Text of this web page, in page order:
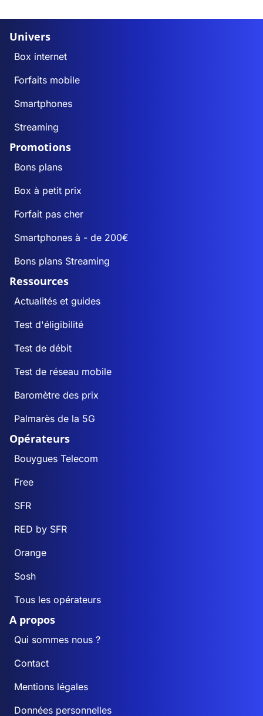
Univers
Box internet
Forfaits mobile
Smartphones
Streaming
Promotions
Bons plans
Box à petit prix
Forfait pas cher
Smartphones à - de 200€
Bons plans Streaming
Ressources
Actualités et guides
Test d'éligibilité
Test de débit
Test de réseau mobile
Baromètre des prix
Palmarès de la 5G
Opérateurs
Bouygues Telecom
Free
SFR
RED by SFR
Orange
Sosh
Tous les opérateurs
A propos
Qui sommes nous ?
Contact
Mentions légales
Données personnelles